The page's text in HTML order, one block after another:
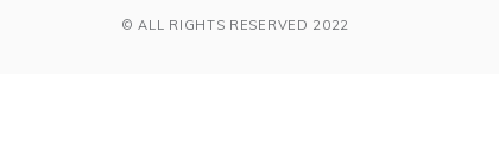
© ALL RIGHTS RESERVED 2022